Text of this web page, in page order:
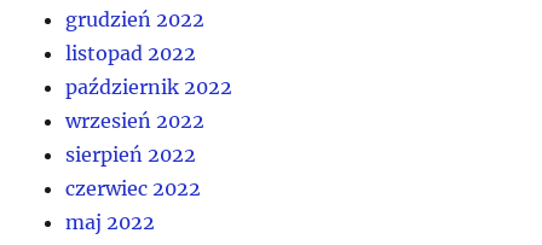
grudzień 2022
listopad 2022
październik 2022
wrzesień 2022
sierpień 2022
czerwiec 2022
maj 2022